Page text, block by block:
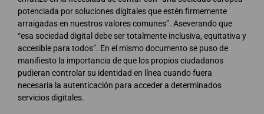
potenciada por soluciones digitales que estén firmemente
arraigadas en nuestros valores comunes”. Aseverando que
“esa sociedad digital debe ser totalmente inclusiva, equitativa y
accesible para todos”. En el mismo documento se puso de
manifiesto la importancia de que los propios ciudadanos
pudieran controlar su identidad en línea cuando fuera
necesaria la autenticación para acceder a determinados
servicios digitales.